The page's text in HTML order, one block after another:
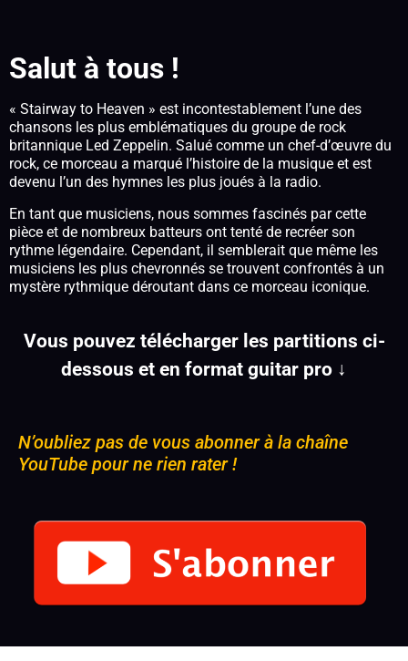
Salut à tous !
« Stairway to Heaven » est incontestablement l’une des
chansons les plus emblématiques du groupe de rock
britannique Led Zeppelin. Salué comme un chef-d’œuvre du
rock, ce morceau a marqué l’histoire de la musique et est
devenu l’un des hymnes les plus joués à la radio.
En tant que musiciens, nous sommes fascinés par cette
pièce et de nombreux batteurs ont tenté de recréer son
rythme légendaire. Cependant, il semblerait que même les
musiciens les plus chevronnés se trouvent confrontés à un
mystère rythmique déroutant dans ce morceau iconique.
Vous pouvez télécharger les partitions ci-
dessous et en format guitar pro ↓
N’oubliez pas de vous abonner à la chaîne
YouTube pour ne rien rater !